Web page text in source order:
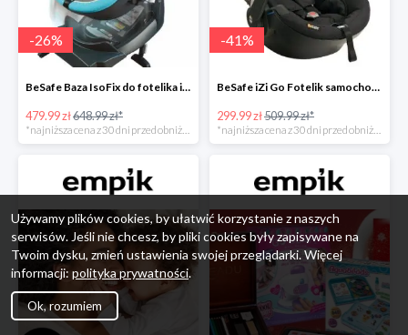
-26%
BeSafe Baza IsoFix do fotelika iZi Go -26%
479.99 zł648.99 zł*
*najniższa cena z 30 dni przed obniżką
-41%
BeSafe iZi Go Fotelik samochodowy, 0-13 kg, Czarny Cab -41%
299.99 zł509.99 zł*
*najniższa cena z 30 dni przed obniżką
Używamy plików cookies, by ułatwić korzystanie z naszych
serwisów. Jeśli nie chcesz, by pliki cookies były zapisywane na
Twoim dysku, zmień ustawienia swojej przeglądarki. Więcej
informacji: polityka prywatności.
Ok, rozumiem